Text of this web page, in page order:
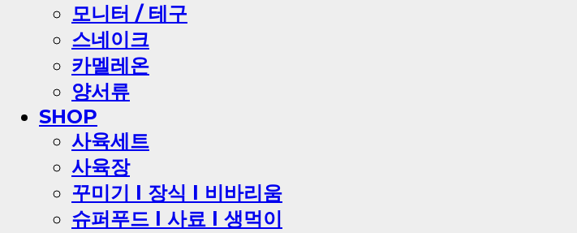
모니터 / 테구
스네이크
카멜레온
양서류
SHOP
사육세트
사육장
꾸미기 l 장식 l 비바리움
슈퍼푸드 l 사료 l 생먹이